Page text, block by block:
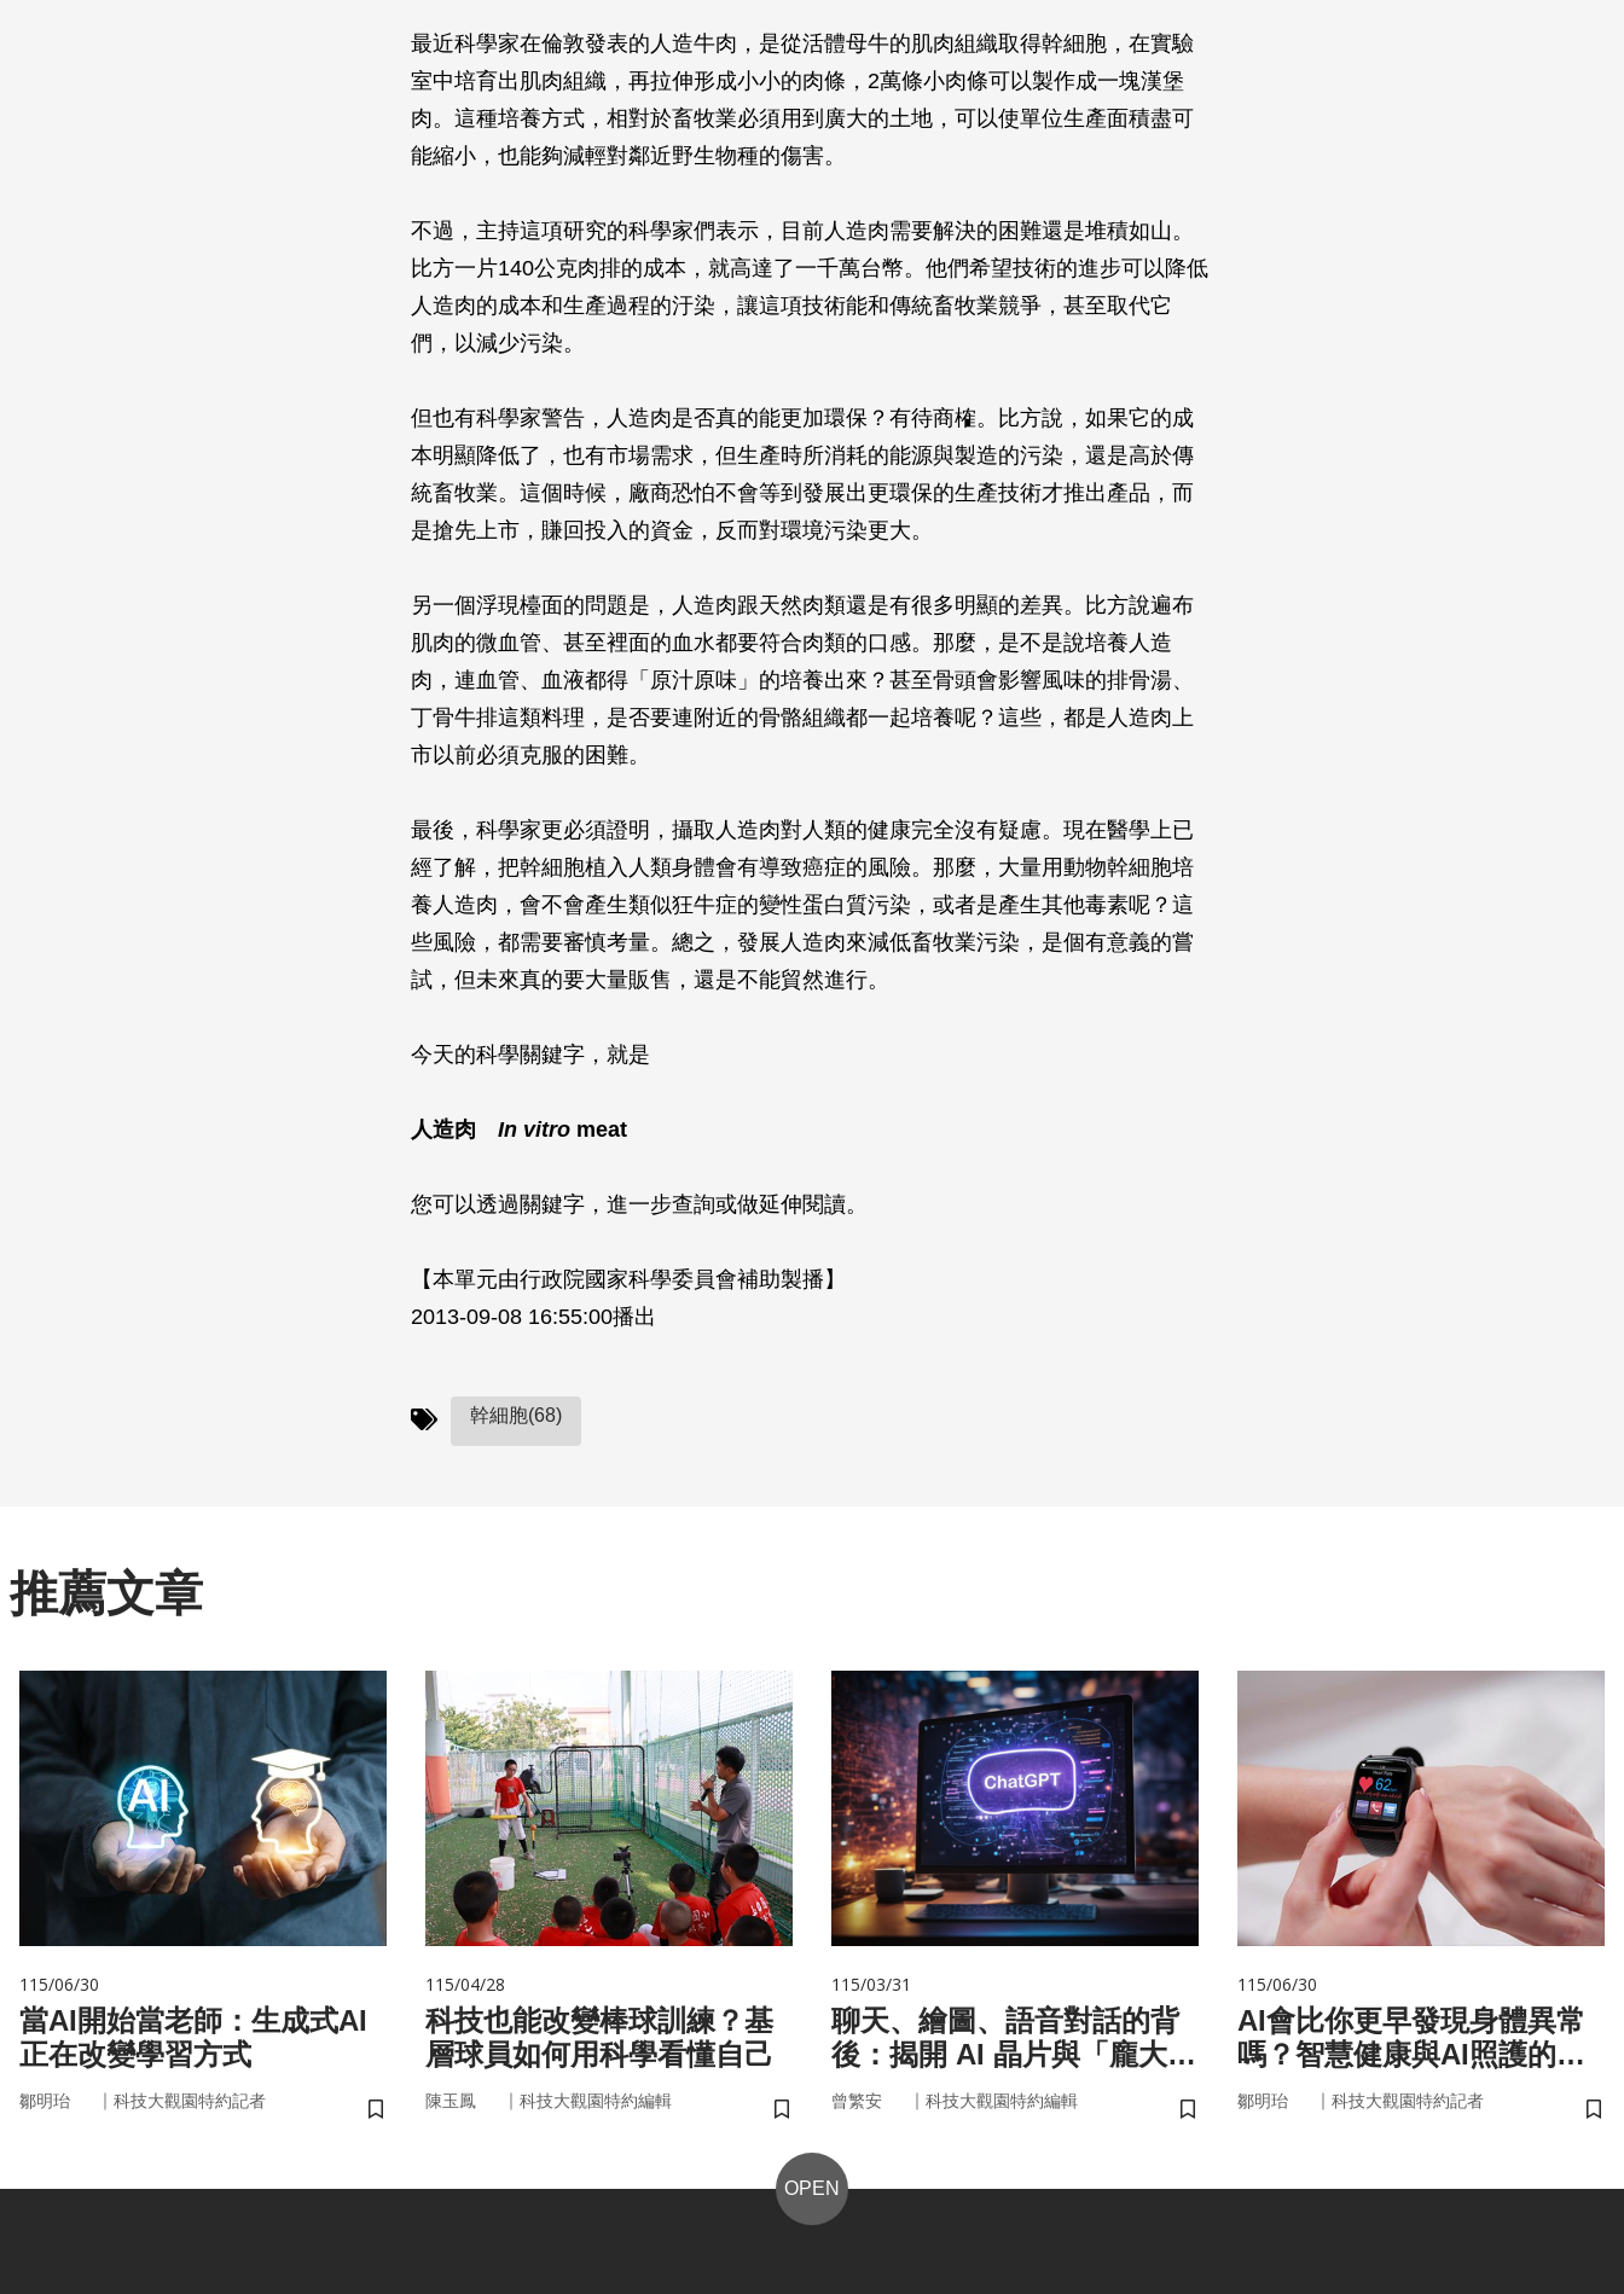
最近科學家在倫敦發表的人造牛肉，是從活體母牛的肌肉組織取得幹細胞，在實驗
室中培育出肌肉組織，再拉伸形成小小的肉條，2萬條小肉條可以製作成一塊漢堡
肉。這種培養方式，相對於畜牧業必須用到廣大的土地，可以使單位生產面積盡可
能縮小，也能夠減輕對鄰近野生物種的傷害。
不過，主持這項研究的科學家們表示，目前人造肉需要解決的困難還是堆積如山。
比方一片140公克肉排的成本，就高達了一千萬台幣。他們希望技術的進步可以降低
人造肉的成本和生產過程的汙染，讓這項技術能和傳統畜牧業競爭，甚至取代它
們，以減少污染。
但也有科學家警告，人造肉是否真的能更加環保？有待商榷。比方說，如果它的成
本明顯降低了，也有市場需求，但生產時所消耗的能源與製造的污染，還是高於傳
統畜牧業。這個時候，廠商恐怕不會等到發展出更環保的生產技術才推出產品，而
是搶先上市，賺回投入的資金，反而對環境污染更大。
另一個浮現檯面的問題是，人造肉跟天然肉類還是有很多明顯的差異。比方說遍布
肌肉的微血管、甚至裡面的血水都要符合肉類的口感。那麼，是不是說培養人造
肉，連血管、血液都得「原汁原味」的培養出來？甚至骨頭會影響風味的排骨湯、
丁骨牛排這類料理，是否要連附近的骨骼組織都一起培養呢？這些，都是人造肉上
市以前必須克服的困難。
最後，科學家更必須證明，攝取人造肉對人類的健康完全沒有疑慮。現在醫學上已
經了解，把幹細胞植入人類身體會有導致癌症的風險。那麼，大量用動物幹細胞培
養人造肉，會不會產生類似狂牛症的變性蛋白質污染，或者是產生其他毒素呢？這
些風險，都需要審慎考量。總之，發展人造肉來減低畜牧業污染，是個有意義的嘗
試，但未來真的要大量販售，還是不能貿然進行。
今天的科學關鍵字，就是
人造肉 In vitro meat
您可以透過關鍵字，進一步查詢或做延伸閱讀。
【本單元由行政院國家科學委員會補助製播】
2013-09-08 16:55:00播出
幹細胞(68)
推薦文章
115/06/30
當AI開始當老師：生成式AI
正在改變學習方式
鄒明珆 ｜ 科技大觀園特約記者
儲存書籤
115/04/28
科技也能改變棒球訓練？基
層球員如何用科學看懂自己
陳玉鳳 ｜ 科技大觀園特約編輯
儲存書籤
115/03/31
聊天、繪圖、語音對話的背
後：揭開 AI 晶片與「龐大算
力」的真面目
曾繁安 ｜ 科技大觀園特約編輯
儲存書籤
115/06/30
AI會比你更早發現身體異常
嗎？智慧健康與AI照護的未
來
鄒明珆 ｜ 科技大觀園特約記者
儲
OPEN